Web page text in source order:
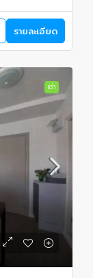
รายละเอียด
เช่า